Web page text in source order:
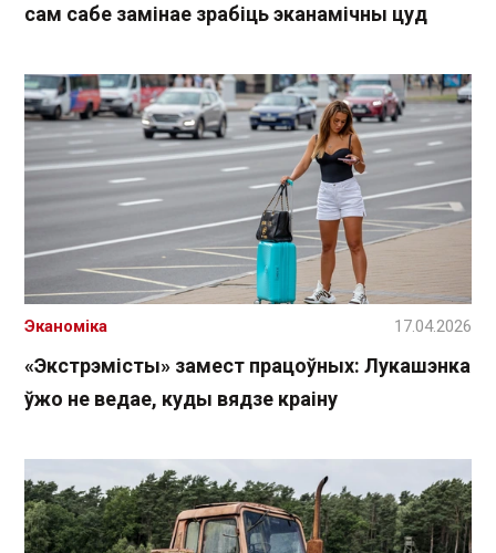
сам сабе замінае зрабіць эканамічны цуд
«Экстрэмісты» замест працоўных: Лукашэнка
ўжо не ведае, куды вядзе краіну
Эканоміка 17.04.2026